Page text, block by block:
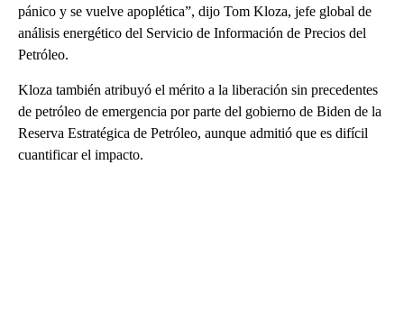
pánico y se vuelve apoplética”, dijo Tom Kloza, jefe global de
análisis energético del Servicio de Información de Precios del
Petróleo.
Kloza también atribuyó el mérito a la liberación sin precedentes
de petróleo de emergencia por parte del gobierno de Biden de la
Reserva Estratégica de Petróleo, aunque admitió que es difícil
cuantificar el impacto.